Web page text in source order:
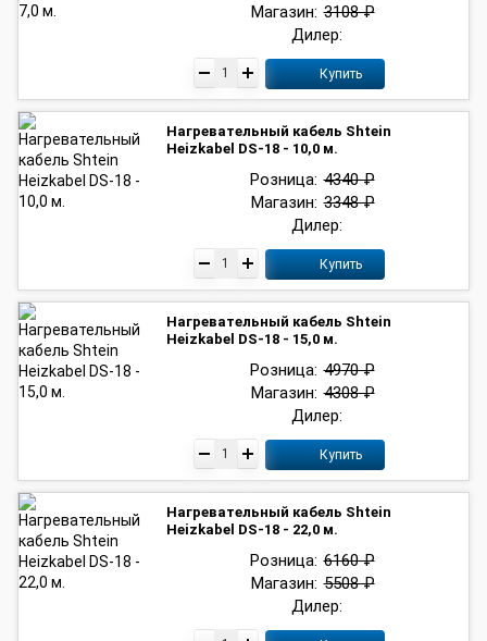
Дилер:
Магазин: 3108 ₽
Купить
Нагревательный кабель Shtein
Heizkabel DS-18 - 10,0 м.
Дилер:
Розница: 4340 ₽
Магазин: 3348 ₽
Купить
Нагревательный кабель Shtein
Heizkabel DS-18 - 15,0 м.
Дилер:
Розница: 4970 ₽
Магазин: 4308 ₽
Купить
Нагревательный кабель Shtein
Heizkabel DS-18 - 22,0 м.
Дилер:
Розница: 6160 ₽
Магазин: 5508 ₽